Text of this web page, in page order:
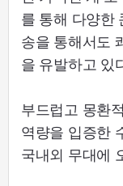
를 통해 다양한
송을 통해서도
을 유발하고 있
부드럽고 몽환
역량을 입증한
국내외 무대에